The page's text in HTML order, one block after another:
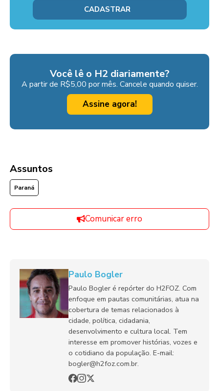
Você lê o H2 diariamente?
A partir de R$5,00 por mês. Cancele quando quiser.
Assine agora!
Assuntos
Paraná
Comunicar erro
Paulo Bogler
Paulo Bogler é repórter do H2FOZ. Com
enfoque em pautas comunitárias, atua na
cobertura de temas relacionados à
cidade, política, cidadania,
desenvolvimento e cultura local. Tem
interesse em promover histórias, vozes e
o cotidiano da população. E-mail:
bogler@h2foz.com.br.